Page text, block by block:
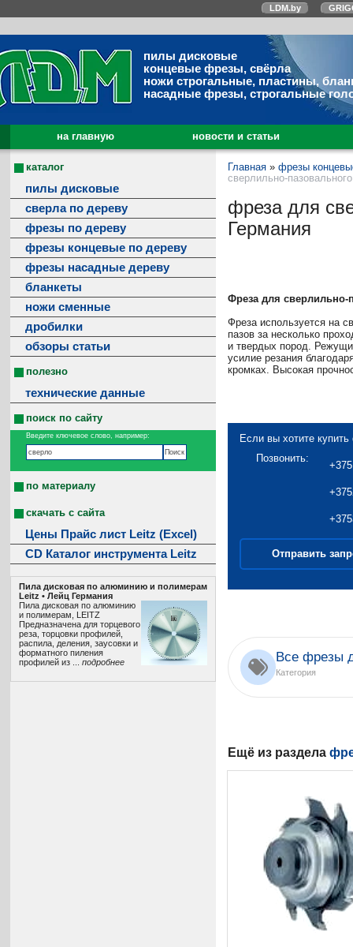
LDM.by
пилы дисковые
концевые фрезы, свёрла
ножи строгальные, пластины,
насадные фрезы, строгальные
на главную новости и статьи
каталог
пилы дисковые
сверла по дереву
фрезы по дереву
фрезы концевые по дереву
фрезы насадные дереву
бланкеты
ножи сменные
дробилки
обзоры статьи
полезно
технические данные
поиск по сайту
Введите ключевое слово, например:
по материалу
скачать с сайта
Цены Прайс лист Leitz (Excel)
CD Каталог инструмента Leitz
Пила дисковая по алюминию и полимерам
Leitz • Лeйц Германия
Пила дисковая по алюминию
и полимерам, LEITZ
Предназначена для торцевого
реза, торцовки профилей,
распила, деления, заусовки и
форматного пиления
профилей из ... подробнее
Главная » фрезы
сверлильно-
фреза для
Германия
Фреза для сверлильно-
Фреза используется на
пазов за несколько
и твердых пород.
усилие резания
кромках. Высокая
Если вы хотите
Позвонить:
Отправить
Все фрезы
Категория
Ещё из раздела